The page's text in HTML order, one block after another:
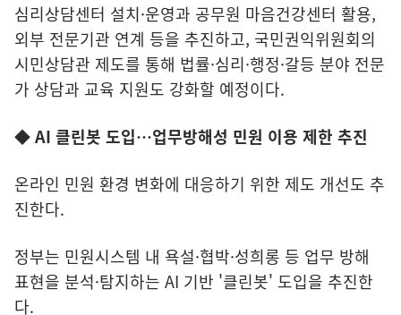
심리상담센터 설치·운영과 공무원 마음건강센터 활용,
외부 전문기관 연계 등을 추진하고, 국민권익위원회의
시민상담관 제도를 통해 법률·심리·행정·갈등 분야 전문
가 상담과 교육 지원도 강화할 예정이다.
◆ AI 클린봇 도입…업무방해성 민원 이용 제한 추진
온라인 민원 환경 변화에 대응하기 위한 제도 개선도 추
진한다.
정부는 민원시스템 내 욕설·협박·성희롱 등 업무 방해
표현을 분석·탐지하는 AI 기반 '클린봇' 도입을 추진한
다.